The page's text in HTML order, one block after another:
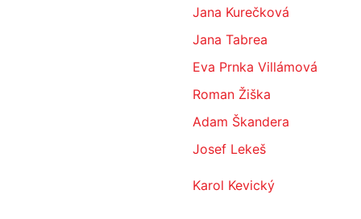
Jana Kurečková
Jana Tabrea
Eva Prnka Villámová
Roman Žiška
Adam Škandera
Josef Lekeš
Karol Kevický